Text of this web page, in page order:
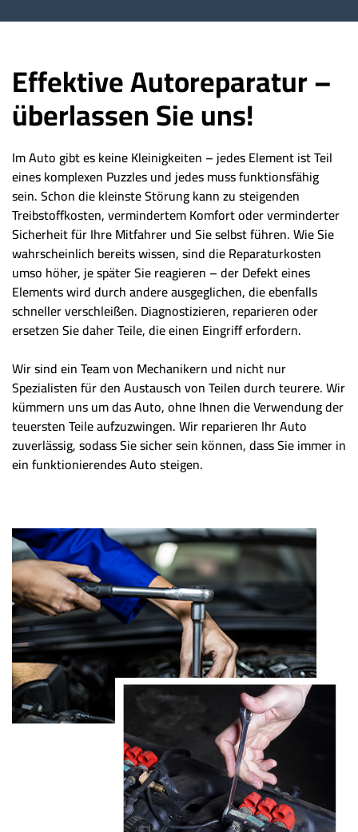
Effektive Autoreparatur –
überlassen Sie uns!
Im Auto gibt es keine Kleinigkeiten – jedes Element ist Teil
eines komplexen Puzzles und jedes muss funktionsfähig
sein. Schon die kleinste Störung kann zu steigenden
Treibstoffkosten, vermindertem Komfort oder verminderter
Sicherheit für Ihre Mitfahrer und Sie selbst führen. Wie Sie
wahrscheinlich bereits wissen, sind die Reparaturkosten
umso höher, je später Sie reagieren – der Defekt eines
Elements wird durch andere ausgeglichen, die ebenfalls
schneller verschleißen. Diagnostizieren, reparieren oder
ersetzen Sie daher Teile, die einen Eingriff erfordern.
Wir sind ein Team von Mechanikern und nicht nur
Spezialisten für den Austausch von Teilen durch teurere. Wir
kümmern uns um das Auto, ohne Ihnen die Verwendung der
teuersten Teile aufzuzwingen. Wir reparieren Ihr Auto
zuverlässig, sodass Sie sicher sein können, dass Sie immer in
ein funktionierendes Auto steigen.